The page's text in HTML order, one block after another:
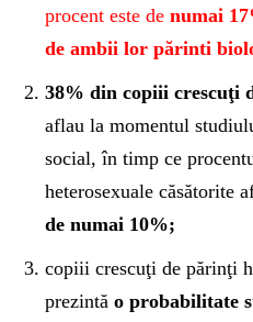
procent este de numai
de ambii lor părinti
38% din copiii crescuţi
aflau la momentul
social, în timp ce
heterosexuale căsătorite
de numai 10%;
copiii crescuţi de părinţi
prezintă o probabilitate